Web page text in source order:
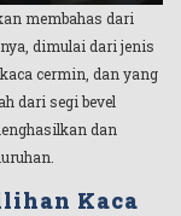
membahas dari
dimulai dari jenis
cermin, dan yang
dari segi bevel
dan
Kaca